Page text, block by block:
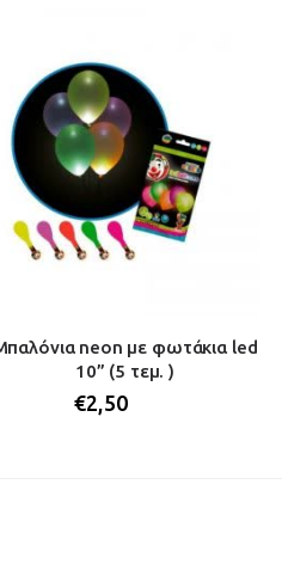
neon με φωτάκια led
10” (5 τεμ. )
€2,50